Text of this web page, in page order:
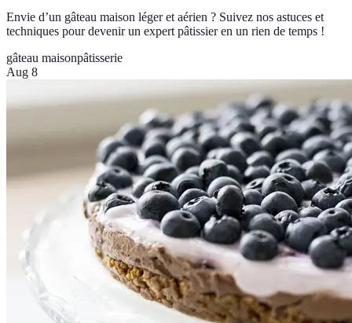
Envie d’un gâteau maison léger et aérien ? Suivez nos astuces et
techniques pour devenir un expert pâtissier en un rien de temps !
gâteau maisonpâtisserie
Aug 8